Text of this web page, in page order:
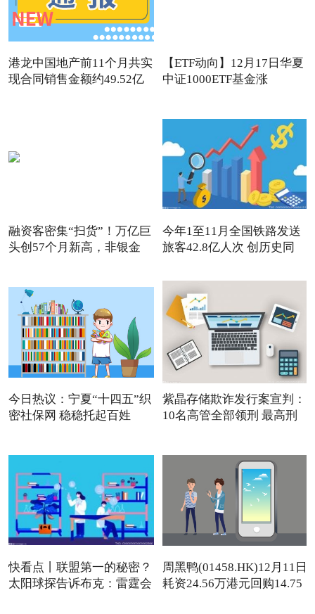
港龙中国地产前11个月共实
现合同销售金额约49.52亿
【ETF动向】12月17日华夏
中证1000ETF基金涨
融资客密集“扫货”！万亿巨
头创57个月新高，非银金
今年1至11月全国铁路发送
旅客42.8亿人次 创历史同
今日热议：宁夏“十四五”织
密社保网 稳稳托起百姓
紫晶存储欺诈发行案宣判：
10名高管全部领刑 最高刑
快看点丨联盟第一的秘密？
太阳球探告诉布克：雷霆会
周黑鸭(01458.HK)12月11日
耗资24.56万港元回购14.75